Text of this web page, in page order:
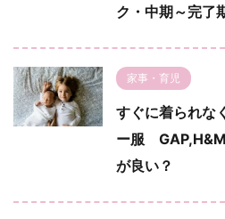
ク・中期～完了
家事・育児
すぐに着られな
ー服
が良い？